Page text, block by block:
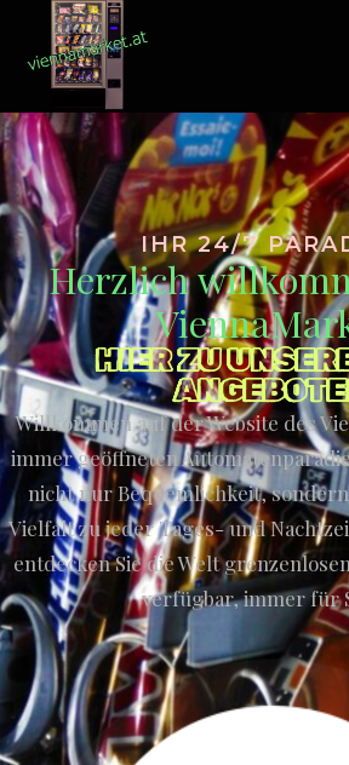
IHR 24/7
Herzlich
HIER ZU
Willkommen auf der Website des
immer geöffneten
nicht nur Bequemlichkeit,
Vielfalt zu jeder Tages- und
entdecken Sie die Welt
verfügbar, immer für